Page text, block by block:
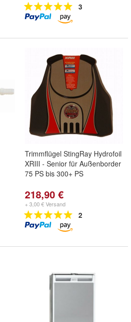
3
Trimmflügel StingRay Hydrofoil
XRIII - Senior für Außenborder
75 PS bis 300+ PS
218,90 €
+ 3,00 € Versand
2